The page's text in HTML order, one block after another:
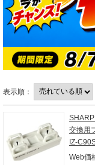
表示順：
SHARP
交換用
IZ-
Web価